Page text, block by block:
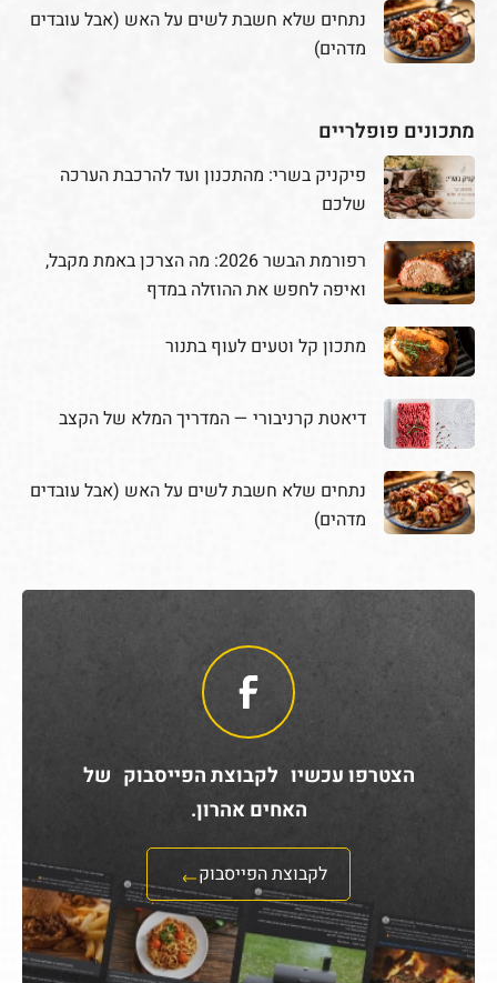
פיקניק בשרי: מהתכנון ועד להרכבת הערכה
מתכון קל וטעים לעוף בתנור
דיאטת קרניבורי — המדריך המלא של הקצב
נתחים שלא חשבת לשים על האש (אבל עובדים
הצטרפו עכשיו לקבוצת הפייסבוק של
האחים אהרון.
לקבוצת הפייסבוק